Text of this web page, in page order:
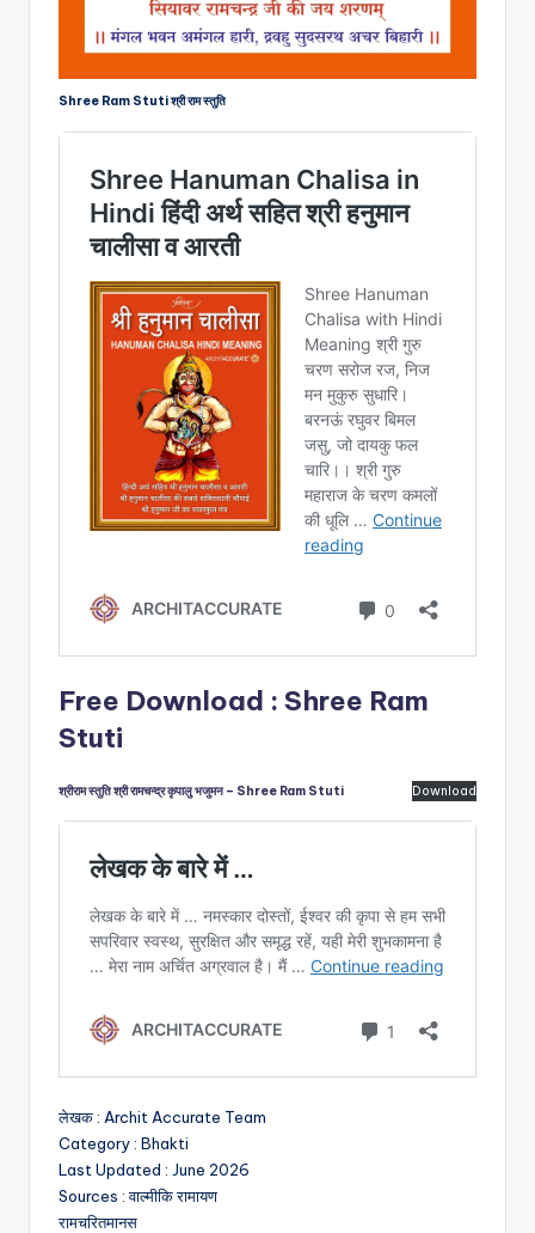
Shree Ram Stuti श्री राम स्तुति
Free Download : Shree Ram
Stuti
श्रीराम स्तुति श्री रामचन्द्र कृपालु भजुमन – Shree Ram Stuti Download
लेखक : Archit Accurate Team
Category : Bhakti
Last Updated : June 2026
Sources : वाल्मीकि रामायण
रामचरितमानस